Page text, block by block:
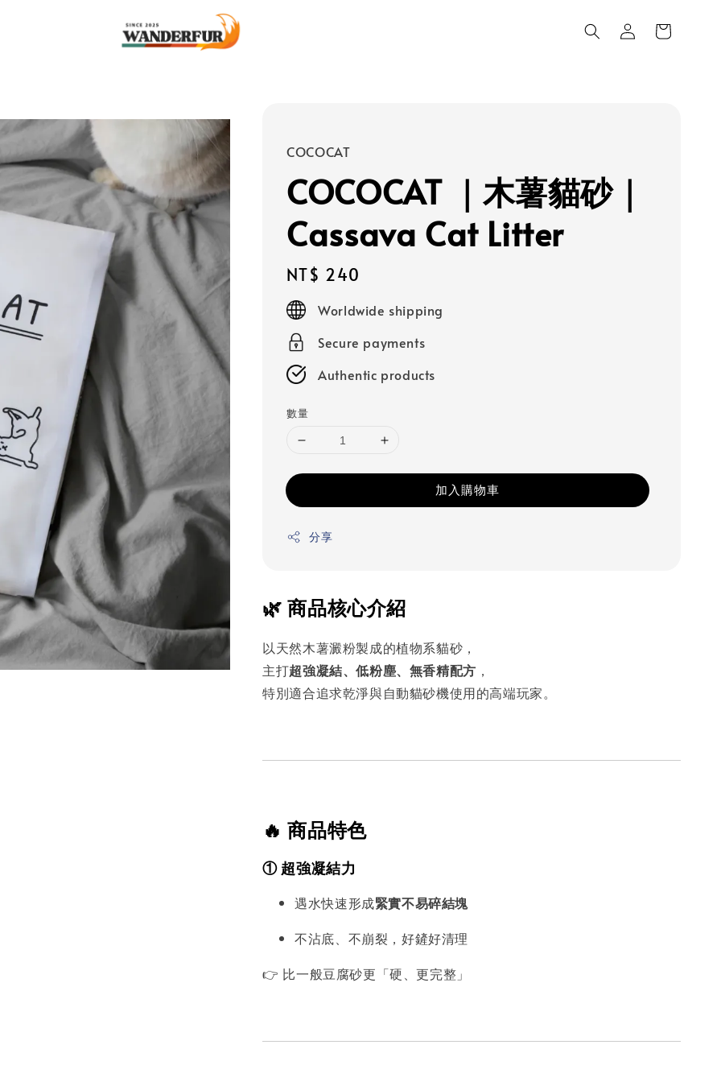
COCOCAT
COCOCAT ｜木薯貓砂｜
Cassava Cat Litter
Regular
price
NT$ 240
Worldwide shipping
Secure payments
Authentic products
數量
加入購物車
分享
🌿 商品核心介紹
以天然木薯澱粉製成的植物系貓砂，
主打超強凝結、低粉塵、無香精配方 ，
特別適合追求乾淨與自動貓砂機使用的高端玩家。
🔥 商品特色
① 超強凝結力
遇水快速形成緊實不易碎結塊
不沾底、不崩裂，好鏟好清理
👉 比一般豆腐砂更「硬、更完整」